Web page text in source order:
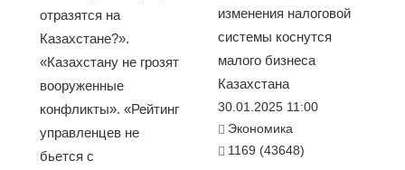
отразятся на
Казахстане?».
«Казахстану не грозят
вооруженные
конфликты». «Рейтинг
управленцев не
бьется с
изменения налоговой
системы коснутся
малого бизнеса
Казахстана
30.01.2025 11:00
Экономика
1169 (43648)